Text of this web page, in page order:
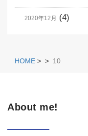
2020年12月 (4)
HOME > > 10
About me!